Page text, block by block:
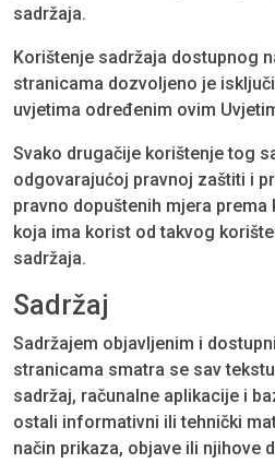
sadržaja.
Korištenje sadržaja dostupnog
stranicama dozvoljeno je
uvjetima određenim ovim
Svako drugačije korištenje tog
odgovarajućoj pravnoj zaštiti i
pravno dopuštenih mjera
koja ima korist od takvog
sadržaja.
Sadržaj
Sadržajem objavljenim i
stranicama smatra se sav
sadržaj, računalne aplikacije i
ostali informativni ili tehnički
način prikaza, objave ili njihove